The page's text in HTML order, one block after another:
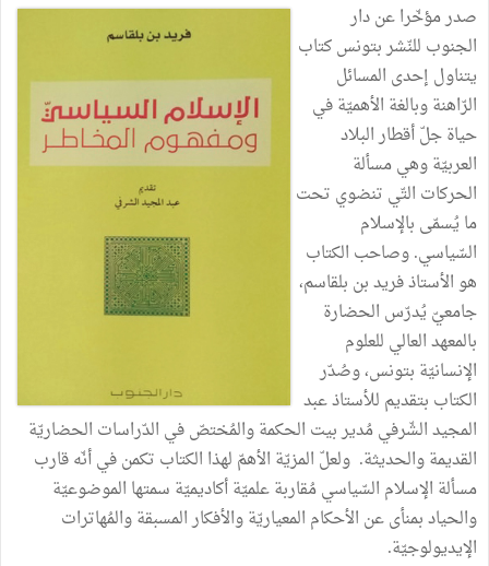
صدر مؤخّرا عن دار
الجنوب للنّشر بتونس كتاب
يتناول إحدى المسائل
الرّاهنة وبالغة الأهميّة في
حياة جلّ أقطار البلاد
العربيّة وهي مسألة
الحركات التّي تنضوي تحت
ما يُسمّى بالإسلام
السّياسي. وصاحب الكتاب
هو الأستاذ فريد بن بلقاسم،
جامعيّ يُدرّس الحضارة
بالمعهد العالي للعلوم
الإنسانيّة بتونس، وصُدّر
الكتاب بتقديم للأستاذ عبد
المجيد الشّرفي مُدير بيت الحكمة والمُختصّ في الدّراسات الحضاريّة
القديمة والحديثة. ولعلّ المزيّة الأهمّ لهذا الكتاب تكمن في أنّه قارب
مسألة الإسلام السّياسي مُقاربة علميّة أكاديميّة سمتها الموضوعيّة
والحياد بمنأى عن الأحكام المعياريّة والأفكار المسبقة والمُهاترات
الإيديولوجيّة.